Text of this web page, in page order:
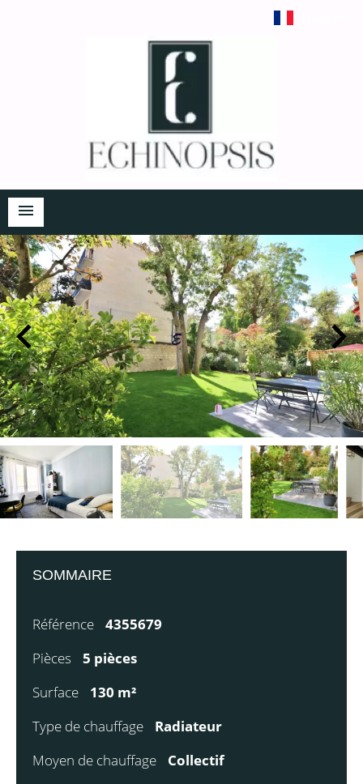
SOMMAIRE
Référence
4355679
Pièces
5 pièces
Surface
130 m²
Type de chauffage
Radiateur
Moyen de chauffage
Collectif